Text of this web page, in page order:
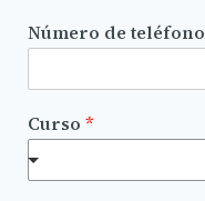
Número de teléfono
Curso *